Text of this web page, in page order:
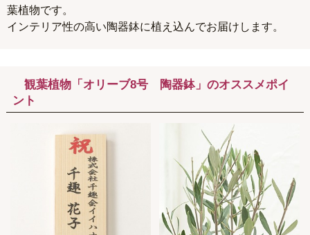
葉植物です。
インテリア性の高い陶器鉢に植え込んでお届けします。
観葉植物「オリーブ8号 陶器鉢」のオススメポイ
ント